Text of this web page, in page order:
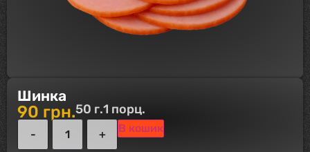
Шинка
90 грн.50 г.1 порц.
В кошик